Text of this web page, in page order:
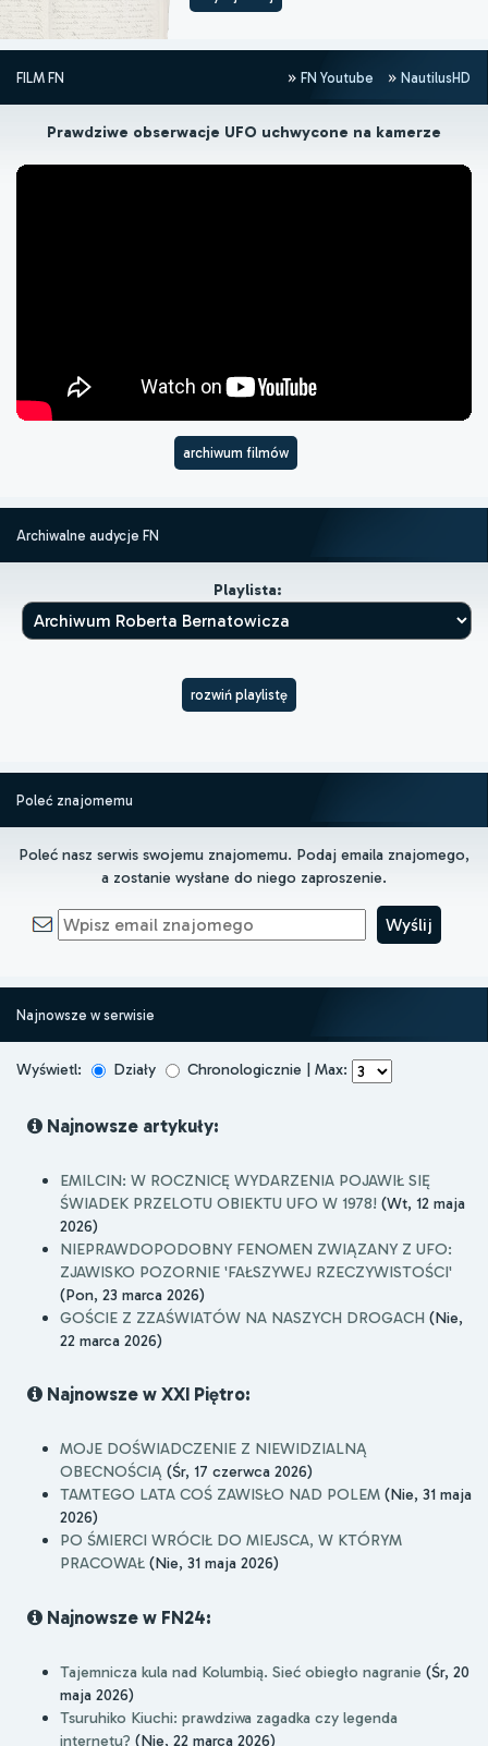
FILM FN FN Youtube NautilusHD
Prawdziwe obserwacje UFO uchwycone na kamerze
archiwum filmów
Archiwalne audycje FN
Playlista:
rozwiń playlistę
Poleć znajomemu
Poleć nasz serwis swojemu znajomemu. Podaj emaila znajomego,
a zostanie wysłane do niego zaproszenie.
Najnowsze w serwisie
Wyświetl: Działy Chronologicznie | Max:
Najnowsze artykuły:
EMILCIN: W ROCZNICĘ WYDARZENIA POJAWIŁ SIĘ
ŚWIADEK PRZELOTU OBIEKTU UFO W 1978! (Wt, 12 maja
2026)
NIEPRAWDOPODOBNY FENOMEN ZWIĄZANY Z UFO:
ZJAWISKO POZORNIE 'FAŁSZYWEJ RZECZYWISTOŚCI'
(Pon, 23 marca 2026)
GOŚCIE Z ZZAŚWIATÓW NA NASZYCH DROGACH (Nie,
22 marca 2026)
Najnowsze w XXI Piętro:
MOJE DOŚWIADCZENIE Z NIEWIDZIALNĄ
OBECNOŚCIĄ (Śr, 17 czerwca 2026)
TAMTEGO LATA COŚ ZAWISŁO NAD POLEM (Nie, 31 maja
2026)
PO ŚMIERCI WRÓCIŁ DO MIEJSCA, W KTÓRYM
PRACOWAŁ (Nie, 31 maja 2026)
Najnowsze w FN24:
Tajemnicza kula nad Kolumbią. Sieć obiegło nagranie (Śr, 20
maja 2026)
Tsuruhiko Kiuchi: prawdziwa zagadka czy legenda
internetu? (Nie, 22 marca 2026)